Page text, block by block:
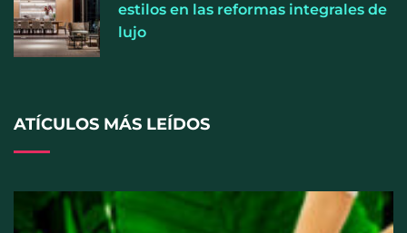
selección de perfumería nicho
estilos en las reformas integrales de
lujo
ATÍCULOS MÁS LEÍDOS